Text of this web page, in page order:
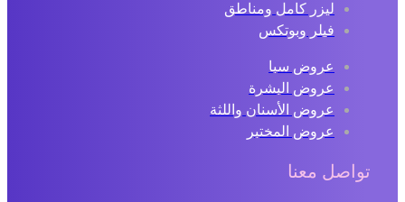
ليزر كامل ومناطق
فيلر وبوتكس
عروض سبا
عروض البشرة
عروض الأسنان واللثة
عروض المختبر
تواصل معنا